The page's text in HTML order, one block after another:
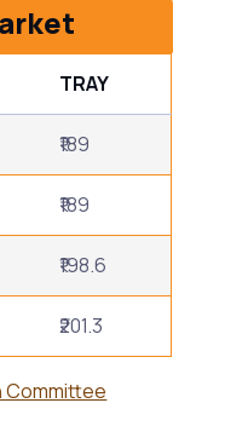
TRAY
₹189
₹189
₹198.6
₹201.3
Committee